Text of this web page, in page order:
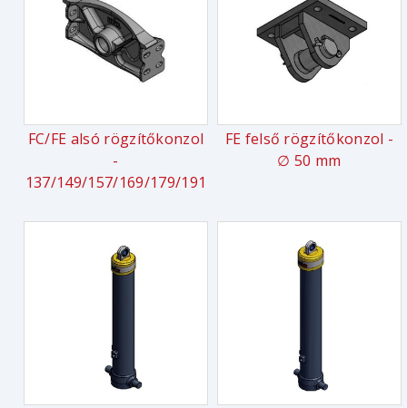
FC/FE alsó rögzítőkonzol
-
137/149/157/169/179/191
FE felső rögzítőkonzol -
∅ 50 mm